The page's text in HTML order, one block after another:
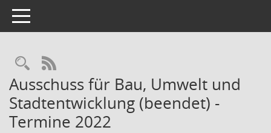
Toggle navigation
Rechercheauswahl
RSS-Feed
Ausschuss für Bau, Umwelt und
Stadtentwicklung (beendet) -
Termine 2022